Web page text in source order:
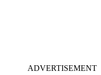
ADVERTISEMENT